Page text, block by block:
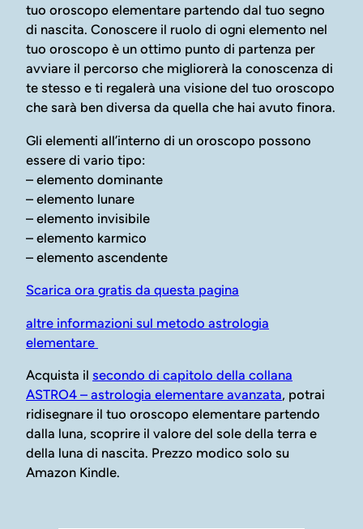
tuo oroscopo elementare partendo dal tuo segno
di nascita. Conoscere il ruolo di ogni elemento nel
tuo oroscopo è un ottimo punto di partenza per
avviare il percorso che migliorerà la conoscenza di
te stesso e ti regalerà una visione del tuo oroscopo
che sarà ben diversa da quella che hai avuto finora.
Gli elementi all’interno di un oroscopo possono
essere di vario tipo:
– elemento dominante
– elemento lunare
– elemento invisibile
– elemento karmico
– elemento ascendente
Scarica ora gratis da questa pagina
altre informazioni sul metodo astrologia
elementare
Acquista il secondo di capitolo della collana
ASTRO4 – astrologia elementare avanzata, potrai
ridisegnare il tuo oroscopo elementare partendo
dalla luna, scoprire il valore del sole della terra e
della luna di nascita. Prezzo modico solo su
Amazon Kindle.